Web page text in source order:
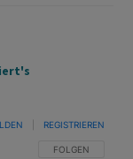
FOLGE DIESER
FOLGEN
REGISTRIEREN